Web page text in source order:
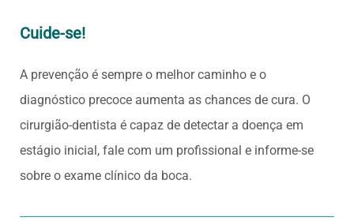
Cuide-se!
A prevenção é sempre o melhor caminho e o
diagnóstico precoce aumenta as chances de cura. O
cirurgião-dentista é capaz de detectar a doença em
estágio inicial, fale com um profissional e informe-se
sobre o exame clínico da boca.